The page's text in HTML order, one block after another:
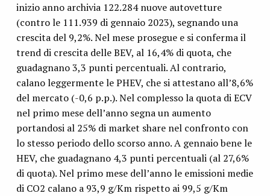
inizio anno archivia 122.284 nuove autovetture
(contro le 111.939 di gennaio 2023), segnando una
crescita del 9,2%. Nel mese prosegue e si conferma il
trend di crescita delle BEV, al 16,4% di quota, che
guadagnano 3,3 punti percentuali. Al contrario,
calano leggermente le PHEV, che si attestano all’8,6%
del mercato (-0,6 p.p.). Nel complesso la quota di ECV
nel primo mese dell’anno segna un aumento
portandosi al 25% di market share nel confronto con
lo stesso periodo dello scorso anno. A gennaio bene le
HEV, che guadagnano 4,3 punti percentuali (al 27,6%
di quota). Nel primo mese dell’anno le emissioni medie
di CO2 calano a 93,9 g/Km rispetto ai 99,5 g/Km